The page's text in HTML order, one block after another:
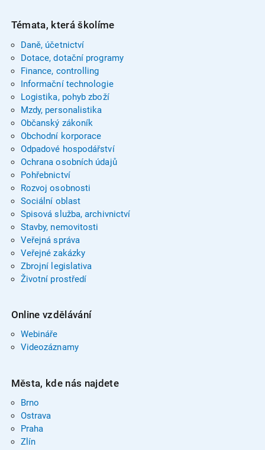
Témata, která školíme
Daně, účetnictví
Dotace, dotační programy
Finance, controlling
Informační technologie
Logistika, pohyb zboží
Mzdy, personalistika
Občanský zákoník
Obchodní korporace
Odpadové hospodářství
Ochrana osobních údajů
Pohřebnictví
Rozvoj osobnosti
Sociální oblast
Spisová služba, archivnictví
Stavby, nemovitosti
Veřejná správa
Veřejné zakázky
Zbrojní legislativa
Životní prostředí
Online vzdělávání
Webináře
Videozáznamy
Města, kde nás najdete
Brno
Ostrava
Praha
Zlín